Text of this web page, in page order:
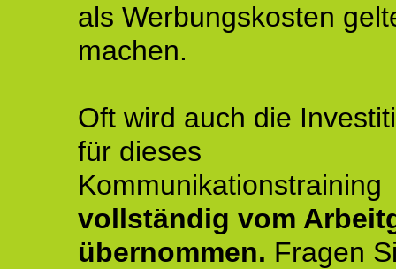
als Werbungskosten
machen.
Oft wird auch die
für dieses
Kommunikationstraining
vollständig vom
übernommen. Fragen